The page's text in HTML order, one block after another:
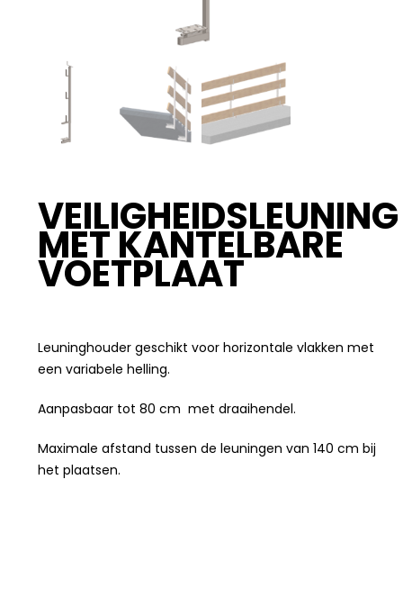
VEILIGHEIDSLEUNING
MET KANTELBARE
VOETPLAAT
Leuninghouder geschikt voor horizontale vlakken met
een variabele helling.
Aanpasbaar tot 80 cm met draaihendel.
Maximale afstand tussen de leuningen van 140 cm bij
het plaatsen.